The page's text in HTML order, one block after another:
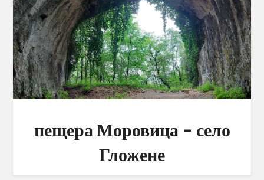
пещера Моровица – село
Гложене